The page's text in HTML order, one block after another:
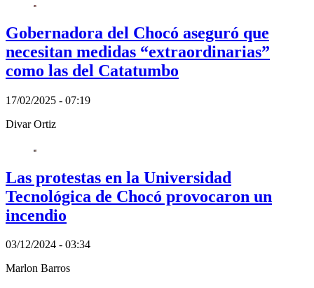
Gobernadora del Chocó aseguró que
necesitan medidas “extraordinarias”
como las del Catatumbo
17/02/2025 - 07:19
Divar Ortiz
Las protestas en la Universidad
Tecnológica de Chocó provocaron un
incendio
03/12/2024 - 03:34
Marlon Barros